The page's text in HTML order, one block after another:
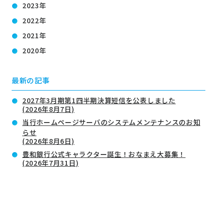
2023年
2022年
2021年
2020年
最新の記事
2027年3月期第1四半期決算短信を公表しました
(2026年8月7日)
当行ホームページサーバのシステムメンテナンスのお知
らせ
(2026年8月6日)
豊和銀行公式キャラクター誕生！おなまえ大募集！
(2026年7月31日)